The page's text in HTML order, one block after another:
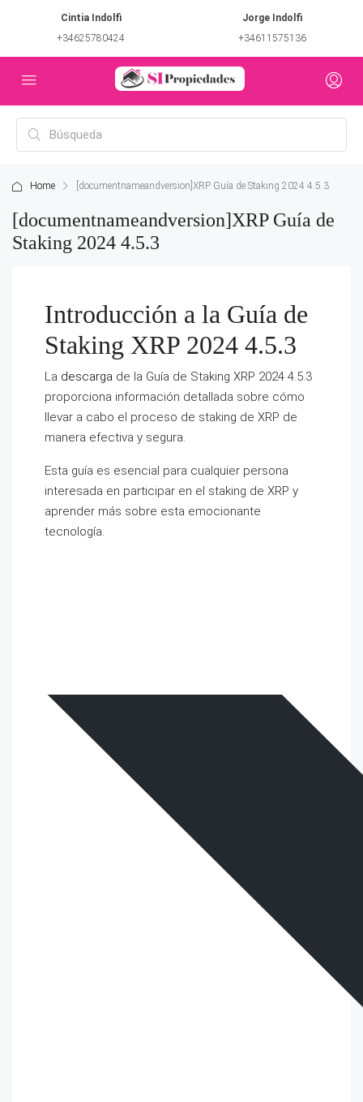
Cintia Indolfi
+34625780424
Jorge Indolfi
+34611575136
Home [documentnameandversion]XRP Guía de Staking 2024 4.5.3
[documentnameandversion]XRP Guía de
Staking 2024 4.5.3
Introducción a la Guía de
Staking XRP 2024 4.5.3
La descarga de la Guía de Staking XRP 2024 4.5.3
proporciona información detallada sobre cómo
llevar a cabo el proceso de staking de XRP de
manera efectiva y segura.
Esta guía es esencial para cualquier persona
interesada en participar en el staking de XRP y
aprender más sobre esta emocionante
tecnología.